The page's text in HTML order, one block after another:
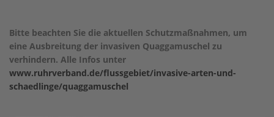
Bitte beachten Sie die aktuellen Schutzmaßnahmen, um
eine Ausbreitung der invasiven Quaggamuschel zu
verhindern. Alle Infos unter
www.ruhrverband.de/flussgebiet/invasive-arten-und-
schaedlinge/quaggamuschel